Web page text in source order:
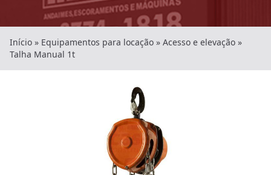
Início » Equipamentos para locação » Acesso e elevação »
Talha Manual 1t